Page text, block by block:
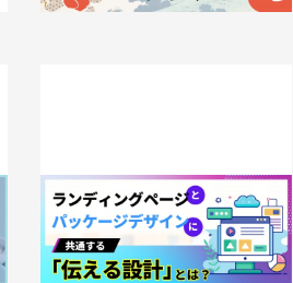
ランディングページとパッケージデザ
インに共通する「伝える設計」とは？
2026.02.03 事例